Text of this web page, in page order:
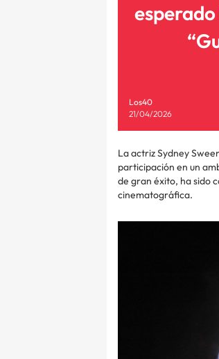
Los40
21/04/2026
La actriz Sydney
participación en un
de gran éxito, ha sido
cinematográfica.